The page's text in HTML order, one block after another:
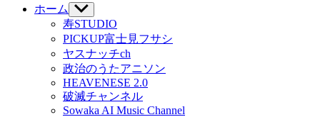
ホーム
Show
sub
menu
寿STUDIO
PICKUP富士見フサシ
ヤスナッチch
政治のうたアニソン
HEAVENESE 2.0
破滅チャンネル
Sowaka AI Music Channel